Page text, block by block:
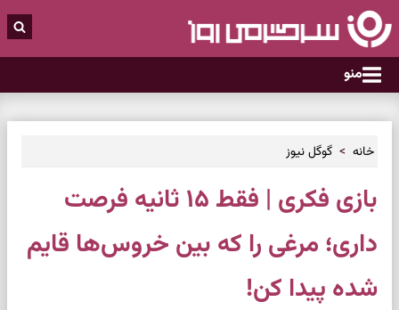
منو
خانه گوگل نیوز
بازی فکری | فقط ۱۵ ثانیه فرصت
داری؛ مرغی را که بین خروس‌ها قایم
شده پیدا کن!